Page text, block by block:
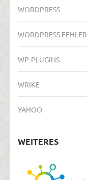
WORDPRESS
WORDPRESS FEHLER
WP-PLUGINS
WRIKE
YAHOO
WEITERES